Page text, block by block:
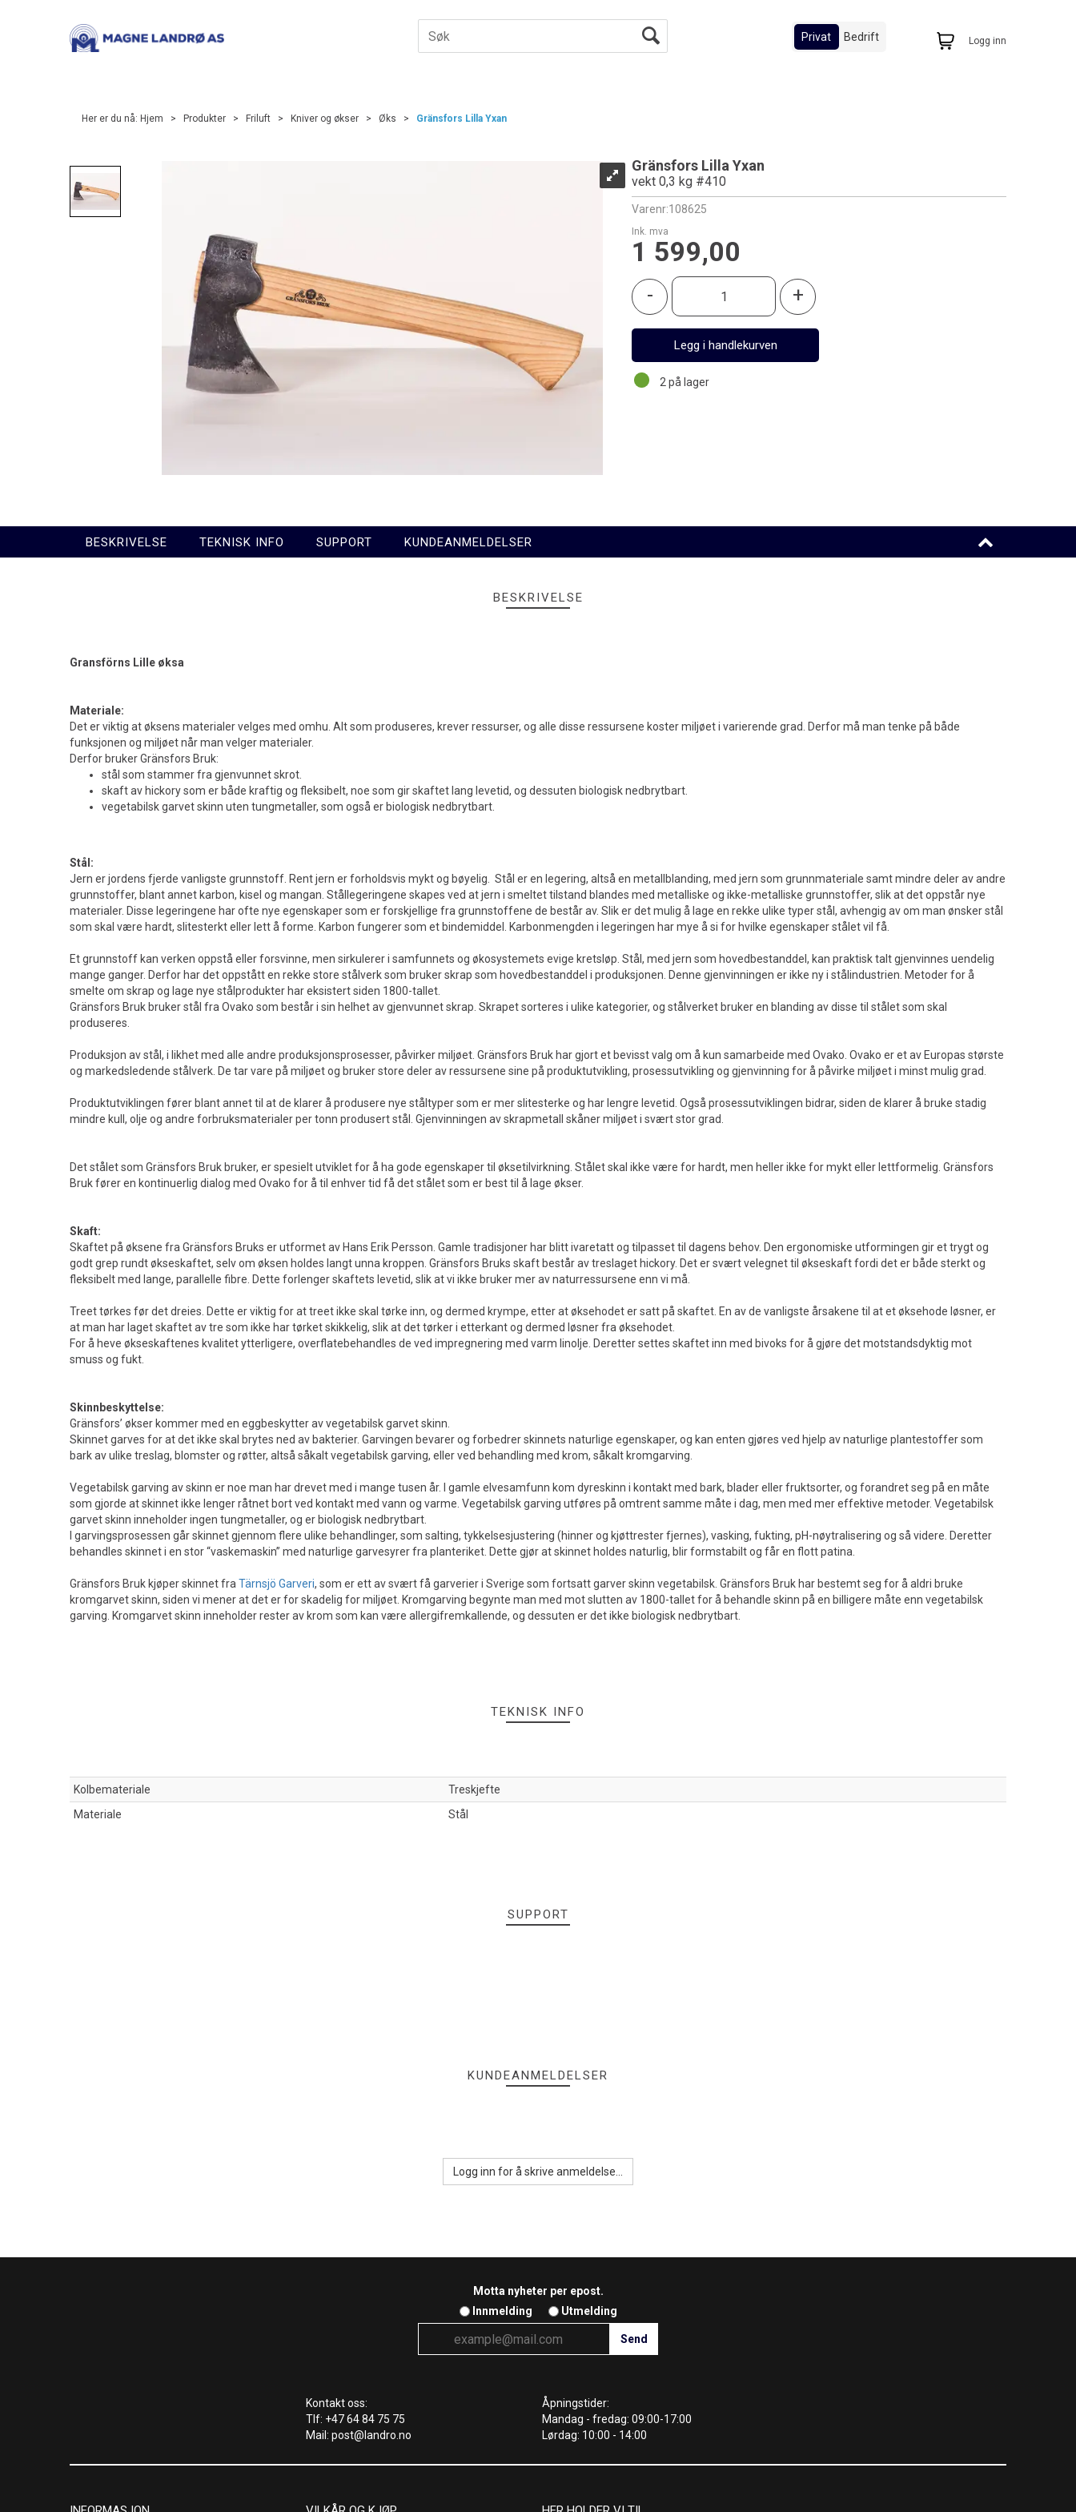
Logg inn
Privat Bedrift
Her er du nå: Hjem > Produkter > Friluft > Kniver og økser > Øks > Gränsfors Lilla Yxan
Gränsfors Lilla Yxan
vekt 0,3 kg #410
Varenr:108625
Ink. mva
1 599,00
- +
2 på lager
BESKRIVELSE TEKNISK INFO SUPPORT KUNDEANMELDELSER
BESKRIVELSE
Gransförns Lille øksa
Materiale:
Det er viktig at øksens materialer velges med omhu. Alt som produseres, krever ressurser, og alle disse ressursene koster miljøet i varierende grad. Derfor må man tenke på både
funksjonen og miljøet når man velger materialer.
Derfor bruker Gränsfors Bruk:
stål som stammer fra gjenvunnet skrot.
skaft av hickory som er både kraftig og fleksibelt, noe som gir skaftet lang levetid, og dessuten biologisk nedbrytbart.
vegetabilsk garvet skinn uten tungmetaller, som også er biologisk nedbrytbart.
Stål:
Jern er jordens fjerde vanligste grunnstoff. Rent jern er forholdsvis mykt og bøyelig. Stål er en legering, altså en metallblanding, med jern som grunnmateriale samt mindre deler av andre
grunnstoffer, blant annet karbon, kisel og mangan. Stållegeringene skapes ved at jern i smeltet tilstand blandes med metalliske og ikke-metalliske grunnstoffer, slik at det oppstår nye
materialer. Disse legeringene har ofte nye egenskaper som er forskjellige fra grunnstoffene de består av. Slik er det mulig å lage en rekke ulike typer stål, avhengig av om man ønsker stål
som skal være hardt, slitesterkt eller lett å forme. Karbon fungerer som et bindemiddel. Karbonmengden i legeringen har mye å si for hvilke egenskaper stålet vil få.
Et grunnstoff kan verken oppstå eller forsvinne, men sirkulerer i samfunnets og økosystemets evige kretsløp. Stål, med jern som hovedbestanddel, kan praktisk talt gjenvinnes uendelig
mange ganger. Derfor har det oppstått en rekke store stålverk som bruker skrap som hovedbestanddel i produksjonen. Denne gjenvinningen er ikke ny i stålindustrien. Metoder for å
smelte om skrap og lage nye stålprodukter har eksistert siden 1800-tallet.
Gränsfors Bruk bruker stål fra Ovako som består i sin helhet av gjenvunnet skrap. Skrapet sorteres i ulike kategorier, og stålverket bruker en blanding av disse til stålet som skal
produseres.
Produksjon av stål, i likhet med alle andre produksjonsprosesser, påvirker miljøet. Gränsfors Bruk har gjort et bevisst valg om å kun samarbeide med Ovako. Ovako er et av Europas største
og markedsledende stålverk. De tar vare på miljøet og bruker store deler av ressursene sine på produktutvikling, prosessutvikling og gjenvinning for å påvirke miljøet i minst mulig grad.
Produktutviklingen fører blant annet til at de klarer å produsere nye ståltyper som er mer slitesterke og har lengre levetid. Også prosessutviklingen bidrar, siden de klarer å bruke stadig
mindre kull, olje og andre forbruksmaterialer per tonn produsert stål. Gjenvinningen av skrapmetall skåner miljøet i svært stor grad.
Det stålet som Gränsfors Bruk bruker, er spesielt utviklet for å ha gode egenskaper til øksetilvirkning. Stålet skal ikke være for hardt, men heller ikke for mykt eller lettformelig. Gränsfors
Bruk fører en kontinuerlig dialog med Ovako for å til enhver tid få det stålet som er best til å lage økser.
Skaft:
Skaftet på øksene fra Gränsfors Bruks er utformet av Hans Erik Persson. Gamle tradisjoner har blitt ivaretatt og tilpasset til dagens behov. Den ergonomiske utformingen gir et trygt og
godt grep rundt økseskaftet, selv om øksen holdes langt unna kroppen. Gränsfors Bruks skaft består av treslaget hickory. Det er svært velegnet til økseskaft fordi det er både sterkt og
fleksibelt med lange, parallelle fibre. Dette forlenger skaftets levetid, slik at vi ikke bruker mer av naturressursene enn vi må.
Treet tørkes før det dreies. Dette er viktig for at treet ikke skal tørke inn, og dermed krympe, etter at øksehodet er satt på skaftet. En av de vanligste årsakene til at et øksehode løsner, er
at man har laget skaftet av tre som ikke har tørket skikkelig, slik at det tørker i etterkant og dermed løsner fra øksehodet.
For å heve økseskaftenes kvalitet ytterligere, overflatebehandles de ved impregnering med varm linolje. Deretter settes skaftet inn med bivoks for å gjøre det motstandsdyktig mot
smuss og fukt.
Skinnbeskyttelse:
Gränsfors’ økser kommer med en eggbeskytter av vegetabilsk garvet skinn.
Skinnet garves for at det ikke skal brytes ned av bakterier. Garvingen bevarer og forbedrer skinnets naturlige egenskaper, og kan enten gjøres ved hjelp av naturlige plantestoffer som
bark av ulike treslag, blomster og røtter, altså såkalt vegetabilsk garving, eller ved behandling med krom, såkalt kromgarving.
Vegetabilsk garving av skinn er noe man har drevet med i mange tusen år. I gamle elvesamfunn kom dyreskinn i kontakt med bark, blader eller fruktsorter, og forandret seg på en måte
som gjorde at skinnet ikke lenger råtnet bort ved kontakt med vann og varme. Vegetabilsk garving utføres på omtrent samme måte i dag, men med mer effektive metoder. Vegetabilsk
garvet skinn inneholder ingen tungmetaller, og er biologisk nedbrytbart.
I garvingsprosessen går skinnet gjennom flere ulike behandlinger, som salting, tykkelsesjustering (hinner og kjøttrester fjernes), vasking, fukting, pH-nøytralisering og så videre. Deretter
behandles skinnet i en stor “vaskemaskin” med naturlige garvesyrer fra planteriket. Dette gjør at skinnet holdes naturlig, blir formstabilt og får en flott patina.
Gränsfors Bruk kjøper skinnet fra Tärnsjö Garveri, som er ett av svært få garverier i Sverige som fortsatt garver skinn vegetabilsk. Gränsfors Bruk har bestemt seg for å aldri bruke
kromgarvet skinn, siden vi mener at det er for skadelig for miljøet. Kromgarving begynte man med mot slutten av 1800-tallet for å behandle skinn på en billigere måte enn vegetabilsk
garving. Kromgarvet skinn inneholder rester av krom som kan være allergifremkallende, og dessuten er det ikke biologisk nedbrytbart.
TEKNISK INFO
Kolbemateriale
Treskjefte
Materiale
Stål
SUPPORT
KUNDEANMELDELSER
Logg inn for å skrive anmeldelse...
Motta nyheter per epost.
Innmelding
Utmelding
Kontakt oss:
Tlf: +47 64 84 75 75
Mail: post@landro.no
Åpningstider:
Mandag - fredag: 09:00-17:00
Lørdag: 10:00 - 14:00